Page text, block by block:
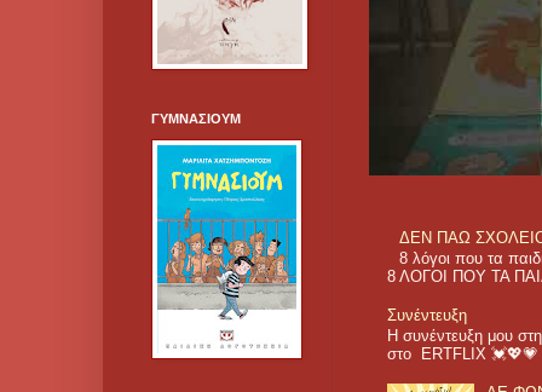
ΔΕΝ ΠΑΩ ΣΧΟΛΕΙΟ!
8 λόγοι που τα
8 ΛΟΓΟΙ ΠΟΥ ΤΑ
Συνέντευξη
Η συνέντευξη μου
στο ERTFLIX
ΓΥΜΝΑΣΙΟΥΜ